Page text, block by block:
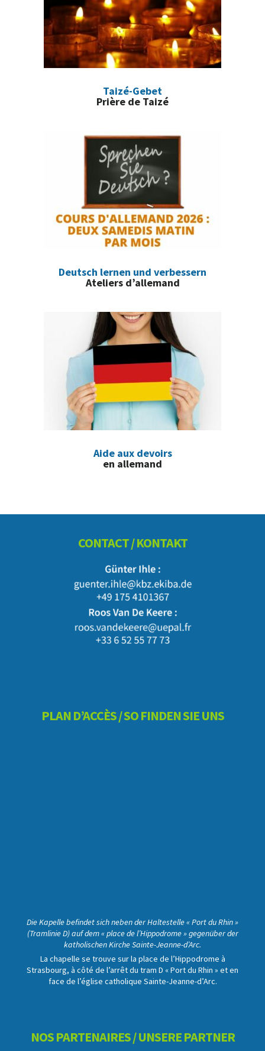
Taizé-Gebet
Prière de Taizé
Deutsch lernen und verbessern
Ateliers d’allemand
Aide aux devoirs
en allemand
CONTACT / KONTAKT
PLAN D’ACCÈS / SO FINDEN SIE UNS
Die Kapelle befindet sich neben der Haltestelle « Port du Rhin »
(Tramlinie D) auf dem « place de l’Hippodrome » gegenüber der
katholischen Kirche Sainte-Jeanne-d’Arc.
La chapelle se trouve sur la place de l’Hippodrome à
Strasbourg, à côté de l’arrêt du tram D « Port du Rhin » et en
face de l’église catholique Sainte-Jeanne-d’Arc.
NOS PARTENAIRES / UNSERE PARTNER